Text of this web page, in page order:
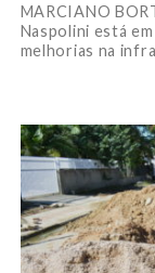
MARCIANO
Naspolini está
melhorias na